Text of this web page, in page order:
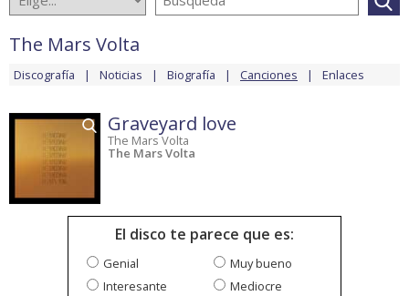
The Mars Volta
Discografía Noticias Biografía Canciones Enlaces
Graveyard love
The Mars Volta
The Mars Volta
El disco te parece que es:
Genial
Muy bueno
Interesante
Mediocre